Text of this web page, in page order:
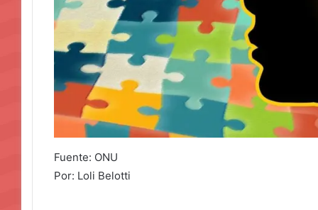
Fuente: ONU
Por: Loli Belotti